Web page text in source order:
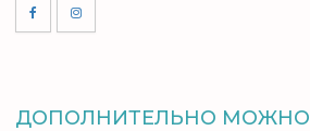
ДОПОЛНИТЕЛЬНО МОЖНО